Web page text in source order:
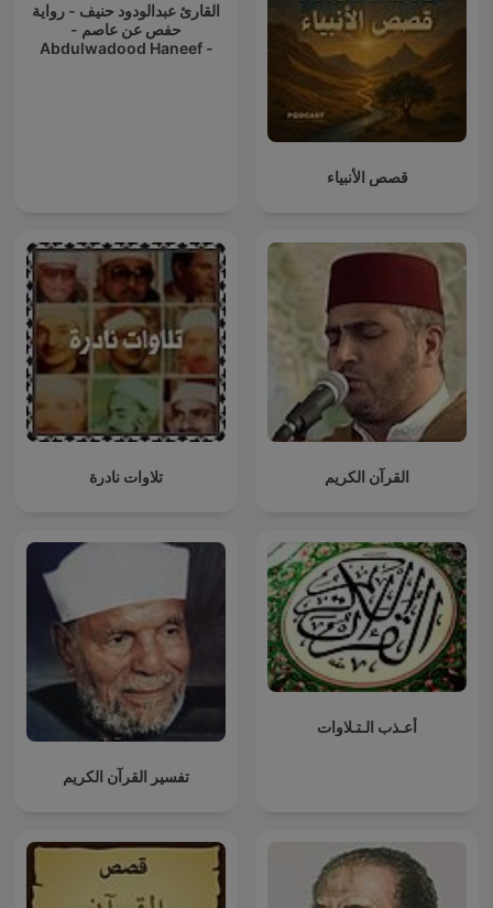
قصص الأنبياء
القارئ عبدالودود حنيف - رواية
حفص عن عاصم -
Abdulwadood Haneef -
القرآن الكريم تلاوات نادرة
أعـذب الـتـلاوات
تفسير القرآن الكريم